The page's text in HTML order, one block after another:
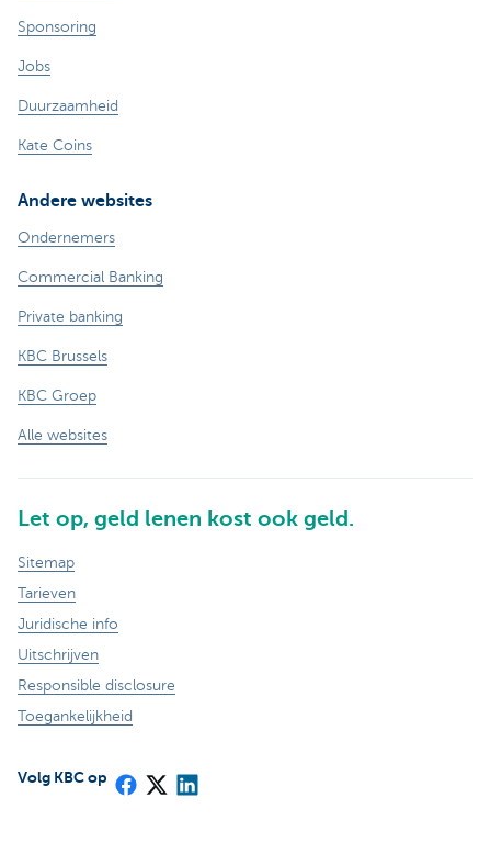
Sponsoring
Jobs
Duurzaamheid
Kate Coins
Andere websites
Ondernemers
Commercial Banking
Private banking
KBC Brussels
KBC Groep
Alle websites
Let op, geld lenen kost ook geld.
Sitemap
Tarieven
Juridische info
Uitschrijven
Responsible disclosure
Toegankelijkheid
Volg KBC op